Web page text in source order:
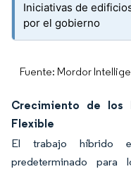
Iniciativas de
por el gobierno
Fuente: Mordor
Crecimiento de los
Flexible
El trabajo híbrido
predeterminado para